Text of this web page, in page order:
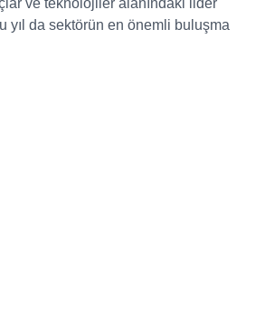
yıl da sektörün en önemli buluşma